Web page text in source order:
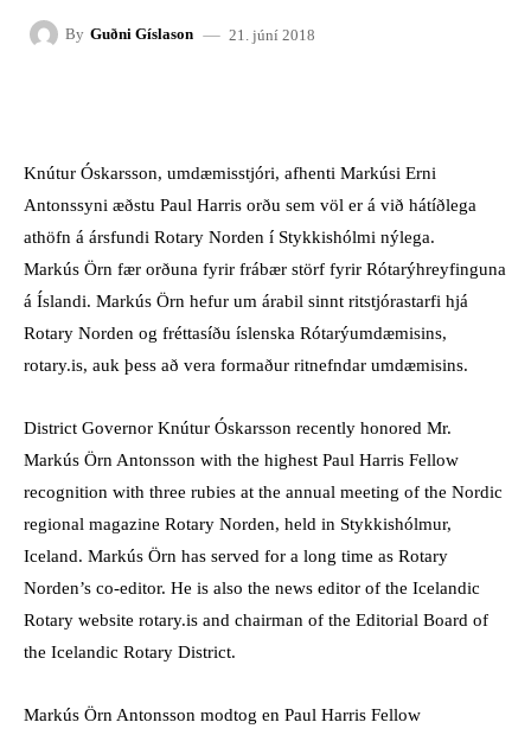
By Guðni Gíslason 21. júní 2018
Knútur Óskarsson, umdæmisstjóri, afhenti Markúsi Erni
Antonssyni æðstu Paul Harris orðu sem völ er á við hátíðlega
athöfn á ársfundi Rotary Norden í Stykkishólmi nýlega.
Markús Örn fær orðuna fyrir frábær störf fyrir Rótarýhreyfinguna
á Íslandi. Markús Örn hefur um árabil sinnt ritstjórastarfi hjá
Rotary Norden og fréttasíðu íslenska Rótarýumdæmisins,
rotary.is, auk þess að vera formaður ritnefndar umdæmisins.
District Governor Knútur Óskarsson recently honored Mr.
Markús Örn Antonsson with the highest Paul Harris Fellow
recognition with three rubies at the annual meeting of the Nordic
regional magazine Rotary Norden, held in Stykkishólmur,
Iceland. Markús Örn has served for a long time as Rotary
Norden’s co-editor. He is also the news editor of the Icelandic
Rotary website rotary.is and chairman of the Editorial Board of
the Icelandic Rotary District.
Markús Örn Antonsson modtog en Paul Harris Fellow